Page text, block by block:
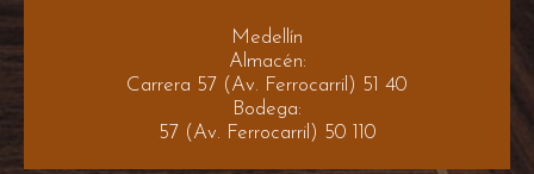
Medellín
Almacén:
Carrera 57 (Av. Ferrocarril) 51 40
Bodega:
57 (Av. Ferrocarril) 50 110